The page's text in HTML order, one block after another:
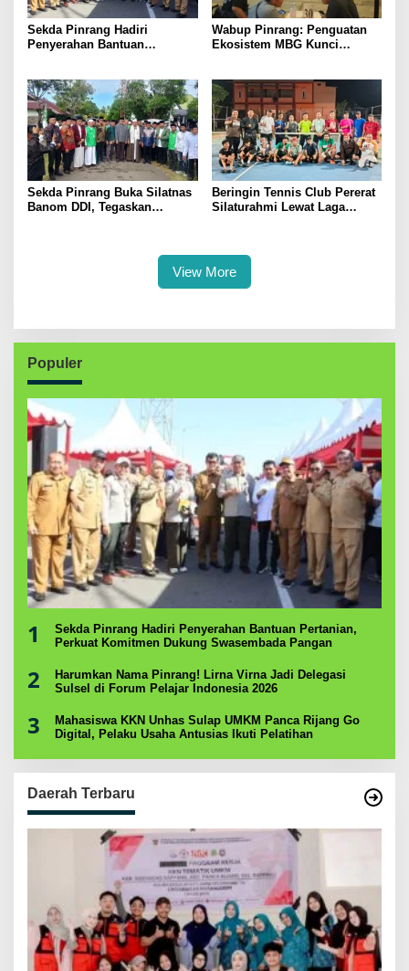
Sekda Pinrang Hadiri
Penyerahan Bantuan
Wabup Pinrang: Penguatan
Ekosistem MBG Kunci
Sekda Pinrang Buka Silatnas
Banom DDI, Tegaskan
Beringin Tennis Club Pererat
Silaturahmi Lewat Laga
View More
Populer
1
Sekda Pinrang Hadiri Penyerahan Bantuan Pertanian,
Perkuat Komitmen Dukung Swasembada Pangan
2
Harumkan Nama Pinrang! Lirna Virna Jadi Delegasi
Sulsel di Forum Pelajar Indonesia 2026
3
Mahasiswa KKN Unhas Sulap UMKM Panca Rijang Go
Digital, Pelaku Usaha Antusias Ikuti Pelatihan
Daerah Terbaru